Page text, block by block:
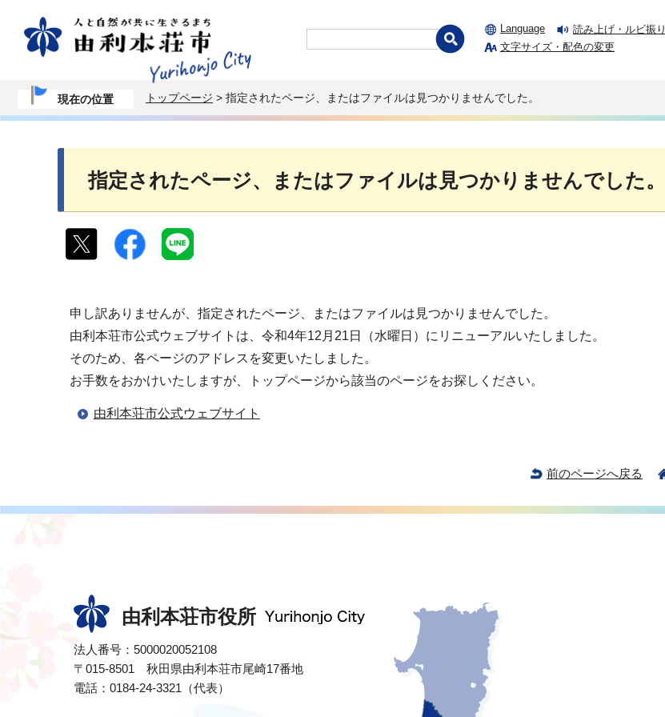
Language
読み上げ・ルビ振り
文字サイズ・配色の変更
現在の位置 トップページ > 指定されたページ、またはファイルは見つかりませんでした。
指定されたページ、またはファイルは見つかりませんでした。
申し訳ありませんが、指定されたページ、またはファイルは見つかりませんでした。
由利本荘市公式ウェブサイトは、令和4年12月21日（水曜日）にリニューアルいたしました。
そのため、各ページのアドレスを変更いたしました。
お手数をおかけいたしますが、トップページから該当のページをお探しください。
由利本荘市公式ウェブサイト
前のページへ戻る
由利本荘市役所
法人番号：5000020052108
〒015-8501 秋田県由利本荘市尾崎17番地
電話：0184-24-3321（代表）